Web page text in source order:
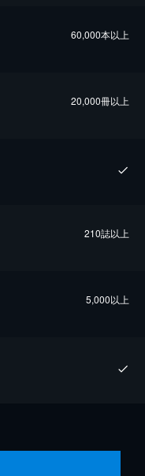
60,000本以上
20,000冊以上
210誌以上
5,000以上